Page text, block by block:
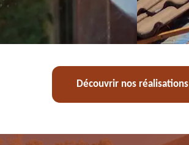
Découvrir nos réalisations